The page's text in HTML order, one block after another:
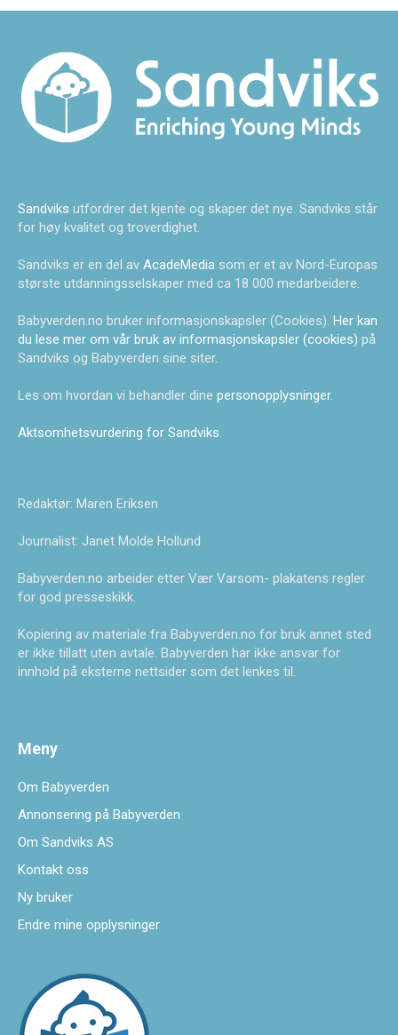
Sandviks utfordrer det kjente og skaper det nye. Sandviks står
for høy kvalitet og troverdighet.
Sandviks er en del av AcadeMedia som er et av Nord-Europas
største utdanningsselskaper med ca 18 000 medarbeidere.
Babyverden.no bruker informasjonskapsler (Cookies). Her kan
du lese mer om vår bruk av informasjonskapsler (cookies) på
Sandviks og Babyverden sine siter.
Les om hvordan vi behandler dine personopplysninger.
Aktsomhetsvurdering for Sandviks.
Redaktør: Maren Eriksen
Journalist: Janet Molde Hollund
Babyverden.no arbeider etter Vær Varsom- plakatens regler
for god presseskikk.
Kopiering av materiale fra Babyverden.no for bruk annet sted
er ikke tillatt uten avtale. Babyverden har ikke ansvar for
innhold på eksterne nettsider som det lenkes til.
Meny
Om Babyverden
Annonsering på Babyverden
Om Sandviks AS
Kontakt oss
Ny bruker
Endre mine opplysninger